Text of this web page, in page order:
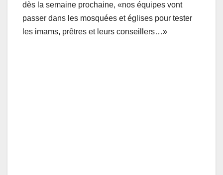
dès la semaine prochaine, «nos équipes vont
passer dans les mosquées et églises pour tester
les imams, prêtres et leurs conseillers…»